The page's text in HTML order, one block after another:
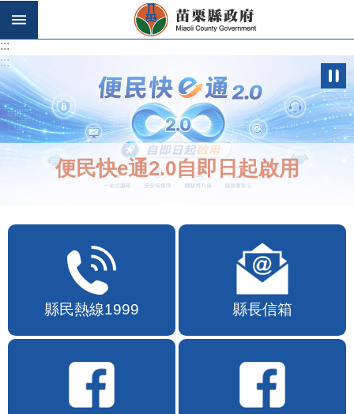
跳到主要內容區塊
:::
:::
便民快e通2.0自即日起啟用
縣民熱線1999 縣長信箱